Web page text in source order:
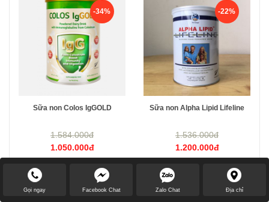
-34%
Sữa non Colos IgGOLD
1.584.000đ
1.050.000đ
-22%
Sữa non Alpha Lipid Lifeline
1.536.000đ
1.200.000đ
Gọi ngay Facebook Chat Zalo Chat Địa chỉ